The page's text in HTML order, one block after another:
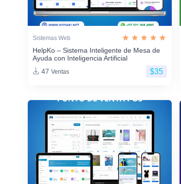
Sistemas Web
HelpKo – Sistema Inteligente de Mesa de
Ayuda con Inteligencia Artificial
47 Ventas $35